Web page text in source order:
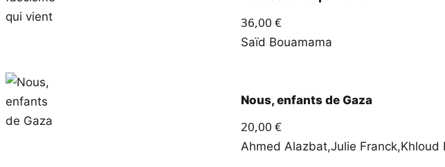
36,00 €
Saïd Bouamama
Nous, enfants de Gaza
20,00 €
Ahmed Alazbat,Julie Franck,Khloud